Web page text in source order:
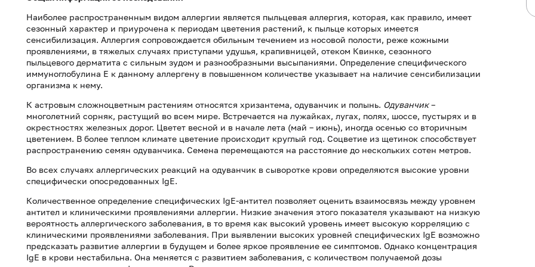
Наиболее распространенным видом аллергии является пыльцевая аллергия, которая, как правило, имеет
сезонный характер и приурочена к периодам цветения растений, к пыльце которых имеется
сенсибилизация. Аллергия сопровождается обильным течением из носовой полости, реже кожными
проявлениями, в тяжелых случаях приступами удушья, крапивницей, отеком Квинке, сезонного
пыльцевого дерматита с сильным зудом и разнообразными высыпаниями. Определение специфического
иммуноглобулина Е к данному аллергену в повышенном количестве указывает на наличие сенсибилизации
организма к нему.
К астровым сложноцветным растениям относятся хризантема, одуванчик и полынь. Одуванчик–
многолетний сорняк, растущий во всем мире. Встречается на лужайках, лугах, полях, шоссе, пустырях и в
окрестностях железных дорог. Цветет весной и в начале лета (май – июнь), иногда осенью со вторичным
цветением. В более теплом климате цветение происходит круглый год. Соцветие из щетинок способствует
распространению семян одуванчика. Семена перемещаются на расстояние до нескольких сотен метров.
Во всех случаях аллергических реакций на одуванчик в сыворотке крови определяются высокие уровни
специфически опосредованных IgE.
Количественное определение специфических IgE-антител позволяет оценить взаимосвязь между уровнем
антител и клиническими проявлениями аллергии. Низкие значения этого показателя указывают на низкую
вероятность аллергического заболевания, в то время как высокий уровень имеет высокую корреляцию с
клиническими проявлениями заболевания. При выявлении высоких уровней специфических IgE возможно
предсказать развитие аллергии в будущем и более яркое проявление ее симптомов. Однако концентрация
IgE в крови нестабильна. Она меняется с развитием заболевания, с количеством получаемой дозы